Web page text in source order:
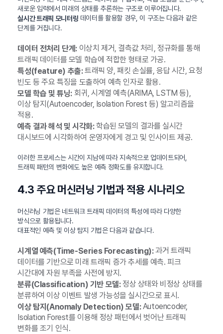
새로운 입력에서 미래의 상태를 추론하는 구조로 이루어집니다.
실시간 트래픽 모니터링 데이터를 활용할 경우, 이 구조는 다음과 같은
단계를 거칩니다.
데이터 전처리 단계:이상치 제거, 결측값 처리, 정규화를 통해
트래픽 데이터를 모델 학습에 적합한 형태로 가공.
특성(feature) 추출:트래픽 양, 패킷 손실률, 응답 시간, 요청
빈도 등 주요 특징을 도출하여 예측 인자로 활용.
모델 학습 및 튜닝:회귀, 시계열 예측(ARIMA, LSTM 등),
이상 탐지(Autoencoder, Isolation Forest 등) 알고리즘을
적용.
예측 결과 해석 및 시각화:학습된 모델의 결과를 실시간
대시보드에 시각화하여 운영자에게 경고 및 인사이트 제공.
이러한 프로세스는 시간이 지남에 따라 지속적으로 업데이트되어,
트래픽 패턴의 변화에도 높은 예측 정확도를 유지합니다.
4.3 주요 머신러닝 기법과 적용 시나리오
머신러닝 기법은 네트워크 트래픽 데이터의 특성에 따라 다양한
방식으로 활용됩니다.
대표적인 예측 및 이상 탐지 기법은 다음과 같습니다.
시계열 예측(Time-Series Forecasting):과거 트래픽
데이터를 기반으로 미래 트래픽 증가 추세를 예측. 피크
시간대에 자원 부족을 사전에 방지.
분류(Classification) 기반 모델:정상 상태와 비정상 상태를
분류하여 이상 이벤트 발생 가능성을 실시간으로 표시.
이상 탐지(Anomaly Detection) 모델:Autoencoder,
Isolation Forest를 이용해 정상 패턴에서 벗어난 트래픽
변화를 조기 인식.